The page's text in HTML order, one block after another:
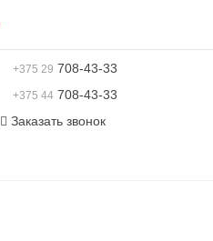
+375 29 708-43-33
+375 44708-43-33
Заказать звонок